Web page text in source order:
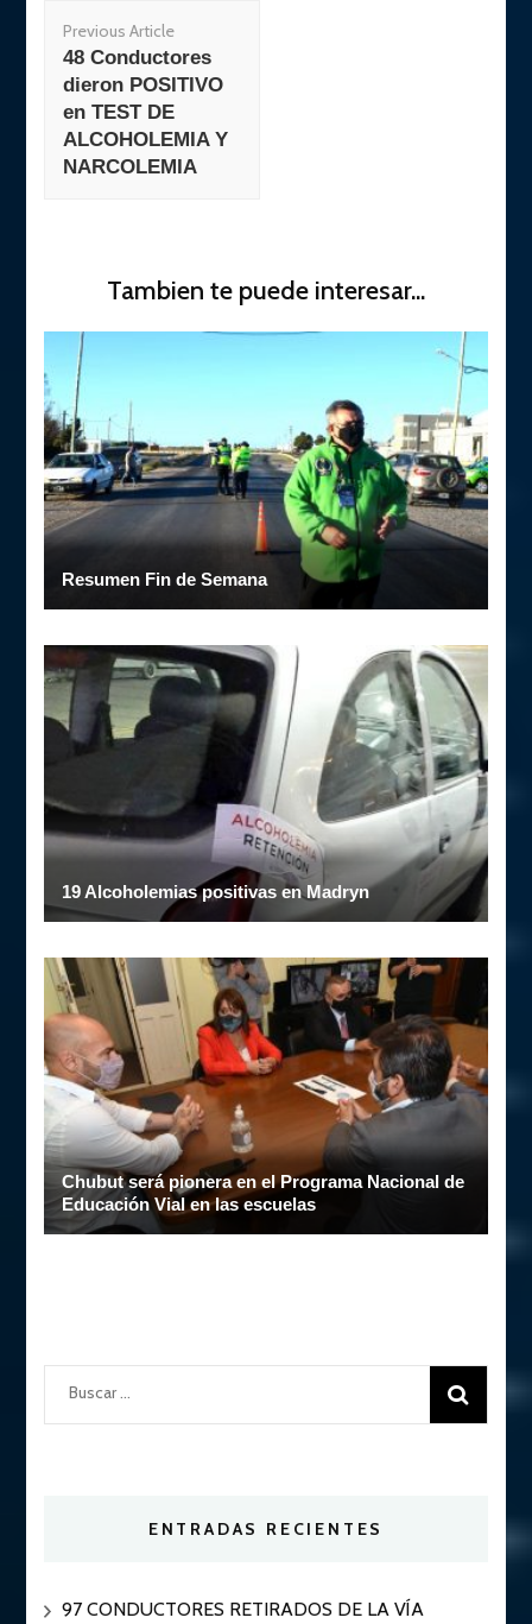
Navigation
Previous Article
48 Conductores
dieron POSITIVO
en TEST DE
ALCOHOLEMIA Y
NARCOLEMIA
Tambien te puede interesar...
Resumen Fin de Semana
19 Alcoholemias positivas en Madryn
Chubut será pionera en el Programa Nacional de
Educación Vial en las escuelas
Buscar:
ENTRADAS RECIENTES
97 CONDUCTORES RETIRADOS DE LA VÍA